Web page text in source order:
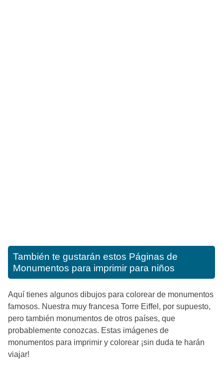
También te gustarán estos Páginas de
Monumentos para imprimir para niños
Aquí tienes algunos dibujos para colorear de monumentos
famosos. Nuestra muy francesa Torre Eiffel, por supuesto,
pero también monumentos de otros países, que
probablemente conozcas. Estas imágenes de
monumentos para imprimir y colorear ¡sin duda te harán
viajar!